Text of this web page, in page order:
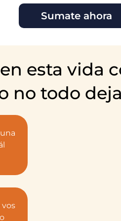
Sumate ahora
en esta vida
no todo
vos